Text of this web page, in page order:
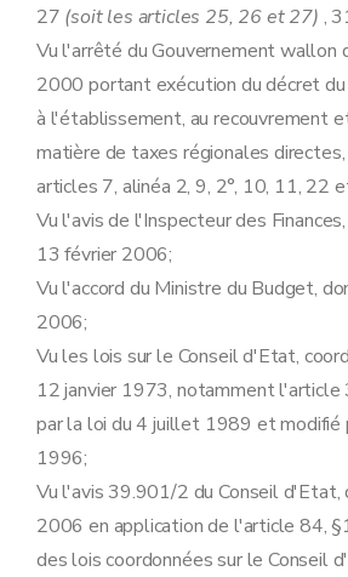
27 (soit les articles 25, 26 et 27) ,
Vu l'arrêté du Gouvernement wallon
2000 portant exécution du décret
à l'établissement, au recouvrement
matière de taxes régionales
articles 7, alinéa 2, 9, 2°, 10, 11, 22
Vu l'avis de l'Inspecteur des
13 février 2006;
Vu l'accord du Ministre du Budget,
2006;
Vu les lois sur le Conseil d'Etat,
12 janvier 1973, notamment l'article
par la loi du 4 juillet 1989 et modifié
1996;
Vu l'avis 39.901/2 du Conseil d'Etat,
2006 en application de l'article 84,
des lois coordonnées sur le Conseil